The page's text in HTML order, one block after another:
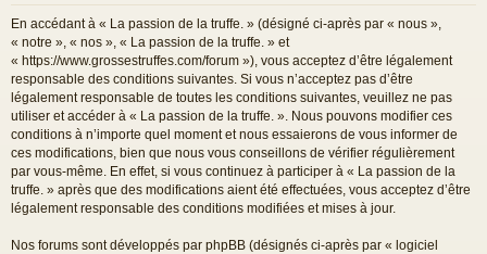
En accédant à « La passion de la truffe. » (désigné ci-après par « nous »,
« notre », « nos », « La passion de la truffe. » et
« https://www.grossestruffes.com/forum »), vous acceptez d’être légalement
responsable des conditions suivantes. Si vous n’acceptez pas d’être
légalement responsable de toutes les conditions suivantes, veuillez ne pas
utiliser et accéder à « La passion de la truffe. ». Nous pouvons modifier ces
conditions à n’importe quel moment et nous essaierons de vous informer de
ces modifications, bien que nous vous conseillons de vérifier régulièrement
par vous-même. En effet, si vous continuez à participer à « La passion de la
truffe. » après que des modifications aient été effectuées, vous acceptez d’être
légalement responsable des conditions modifiées et mises à jour.
Nos forums sont développés par phpBB (désignés ci-après par « logiciel